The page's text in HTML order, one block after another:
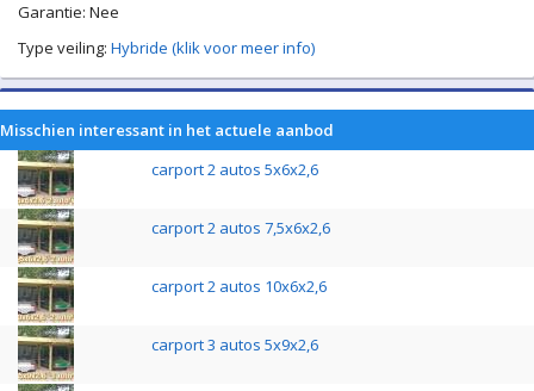
Garantie: Nee
Type veiling: Hybride (klik voor meer info)
Misschien interessant in het actuele aanbod
carport 2 autos 5x6x2,6
carport 2 autos 7,5x6x2,6
carport 2 autos 10x6x2,6
carport 3 autos 5x9x2,6